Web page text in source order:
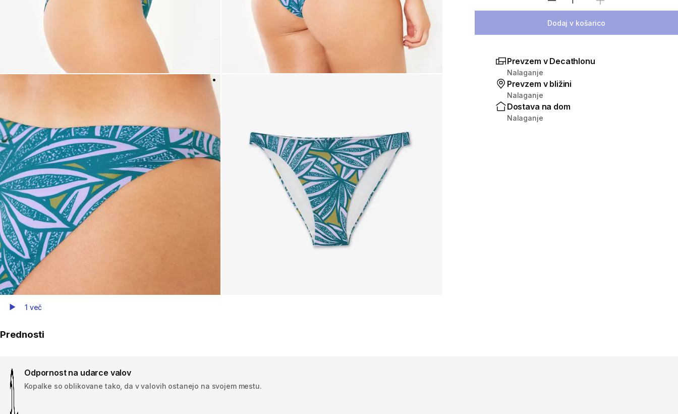
Play Video
1 več
Izberite količino
Dodaj v košarico
Prevzem v Decathlonu
Nalaganje
Prevzem v bližini
Nalaganje
Dostava na dom
Nalaganje
Prednosti
Odpornost na udarce valov
Kopalke so oblikovane tako, da v valovih ostanejo na svojem mestu.